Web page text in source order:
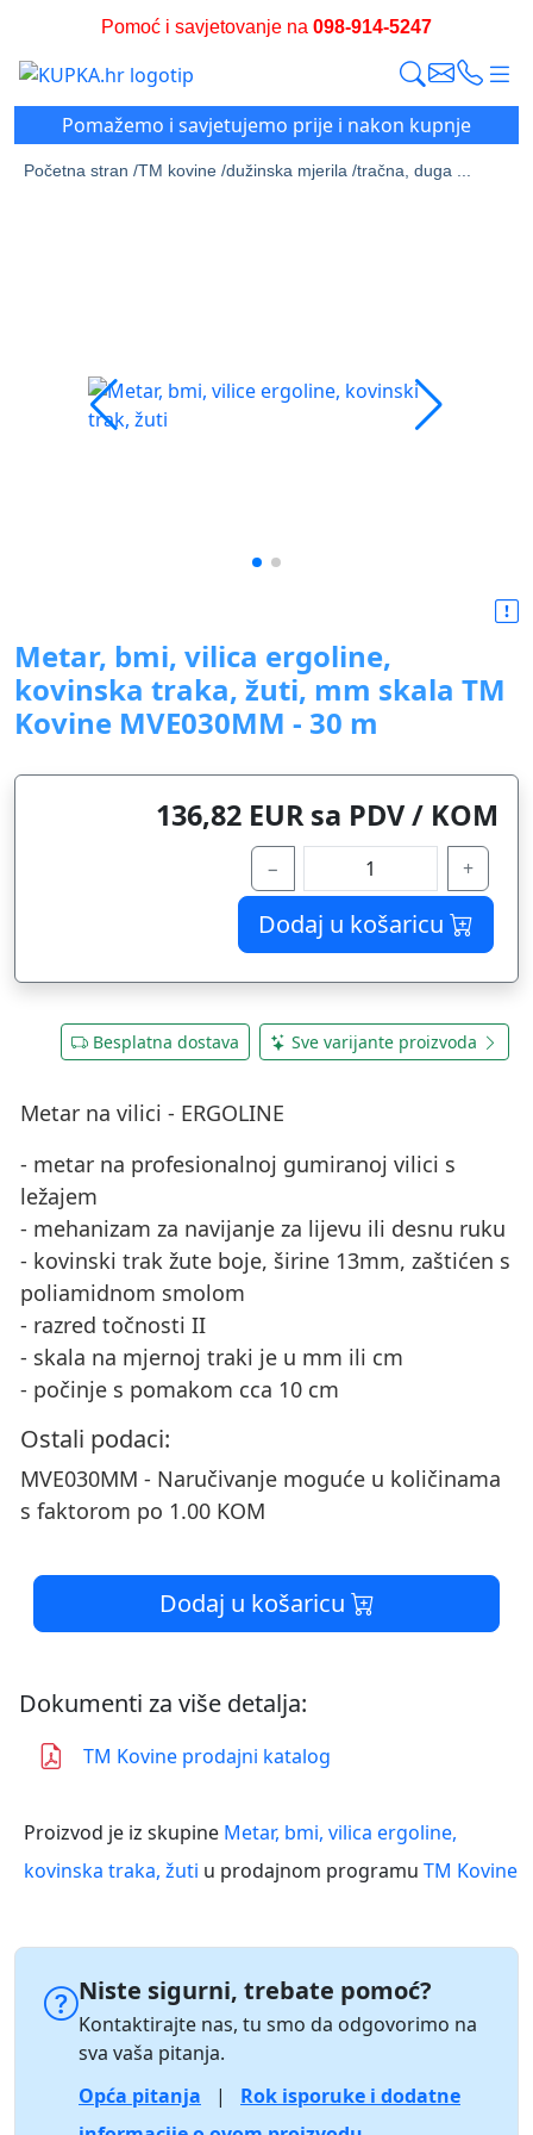
Pomoć i savjetovanje na 098-914-5247
Pomažemo i savjetujemo prije i nakon kupnje
Početna stran /TM kovine /dužinska mjerila /tračna, duga ...
Metar, bmi, vilica ergoline,
kovinska traka, žuti, mm skala TM
Kovine MVE030MM - 30 m
136,82 EUR sa PDV / KOM
− +
Dodaj u košaricu
Besplatna dostava Sve varijante proizvoda
Metar na vilici - ERGOLINE
- metar na profesionalnoj gumiranoj vilici s
ležajem
- mehanizam za navijanje za lijevu ili desnu ruku
- kovinski trak žute boje, širine 13mm, zaštićen s
poliamidnom smolom
- razred točnosti II
- skala na mjernoj traki je u mm ili cm
- počinje s pomakom cca 10 cm
Ostali podaci:
MVE030MM - Naručivanje moguće u količinama
s faktorom po 1.00 KOM
Dodaj u košaricu
Dokumenti za više detalja:
TM Kovine prodajni katalog
Proizvod je iz skupine Metar, bmi, vilica ergoline,
kovinska traka, žuti u prodajnom programu TM Kovine
Niste sigurni, trebate pomoć?
Kontaktirajte nas, tu smo da odgovorimo na
sva vaša pitanja.
Opća pitanja
|
Rok isporuke i dodatne